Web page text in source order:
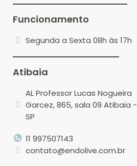
Funcionamento
Segunda a Sexta 08h às 17h
Atibaia
AL Professor Lucas Nogueira
Garcez, 865, sala 09 Atibaia -
SP
11 997507143
contato@endolive.com.br